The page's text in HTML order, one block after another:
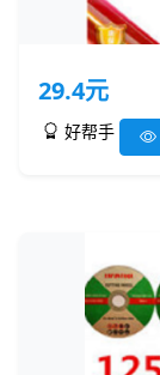
29.4元
好帮手